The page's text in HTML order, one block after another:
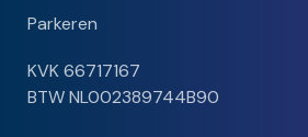
Parkeren
KVK 66717167
BTW NL002389744B90